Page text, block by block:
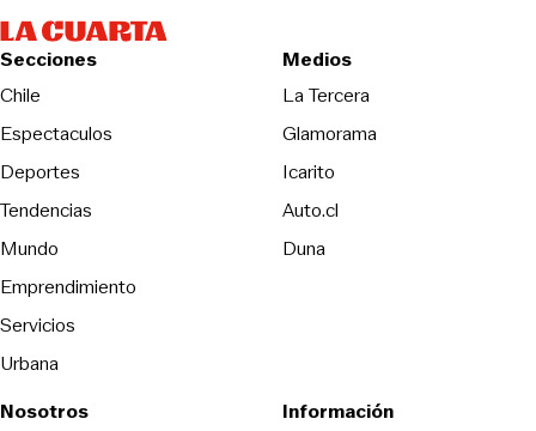
Secciones
Chile
Espectaculos
Deportes
Tendencias
Mundo
Emprendimiento
Servicios
Urbana
Medios
La TerceraOpens in new
Glamorama
Icarito
Auto.cl
DunaOpens in new window
Nosotros Información